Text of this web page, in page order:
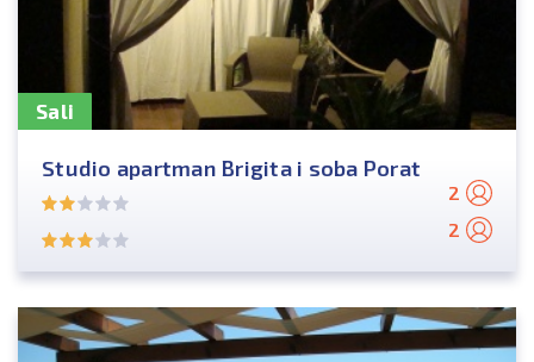
Sali
Studio apartman Brigita i soba Porat
2
2